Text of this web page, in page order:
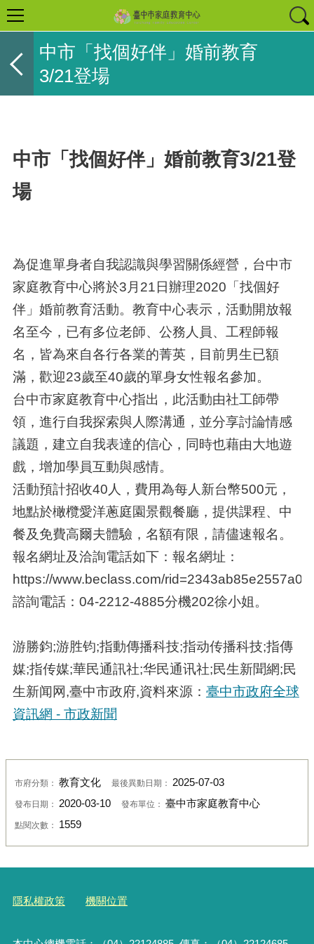
中市「找個好伴」婚前教育
3/21登場
中市「找個好伴」婚前教育3/21登
場
為促進單身者自我認識與學習關係經營，台中市
家庭教育中心將於3月21日辦理2020「找個好
伴」婚前教育活動。教育中心表示，活動開放報
名至今，已有多位老師、公務人員、工程師報
名，皆為來自各行各業的菁英，目前男生已額
滿，歡迎23歲至40歲的單身女性報名參加。
台中市家庭教育中心指出，此活動由社工師帶
領，進行自我探索與人際溝通，並分享討論情感
議題，建立自我表達的信心，同時也藉由大地遊
戲，增加學員互動與感情。
活動預計招收40人，費用為每人新台幣500元，
地點於橄欖愛洋蔥庭園景觀餐廳，提供課程、中
餐及免費高爾夫體驗，名額有限，請儘速報名。
報名網址及洽詢電話如下：報名網址：
https://www.beclass.com/
諮詢電話：04-2212-4885分機202徐小姐。
游勝鈞;游胜钧;指動傳播科技;指动传播科技;指傳
媒;指传媒;華民通訊社;华民通讯社;民生新聞網;民
生新闻网,臺中市政府,資料來源： 臺中市政府全球
資訊網 - 市政新聞
市府分類： 教育文化 最後異動日期： 2025-07-03
發布日期： 2020-03-10 發布單位： 臺中市家庭教育中心
點閱次數： 1559
隱私權政策 機關位置